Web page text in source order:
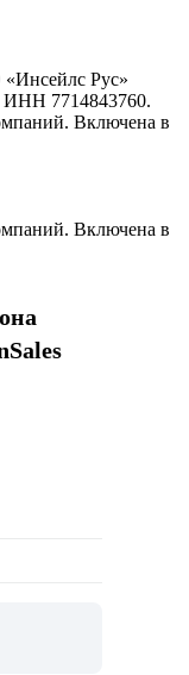
Рус»
ИНН 7714843760.
Включена в
Включена в